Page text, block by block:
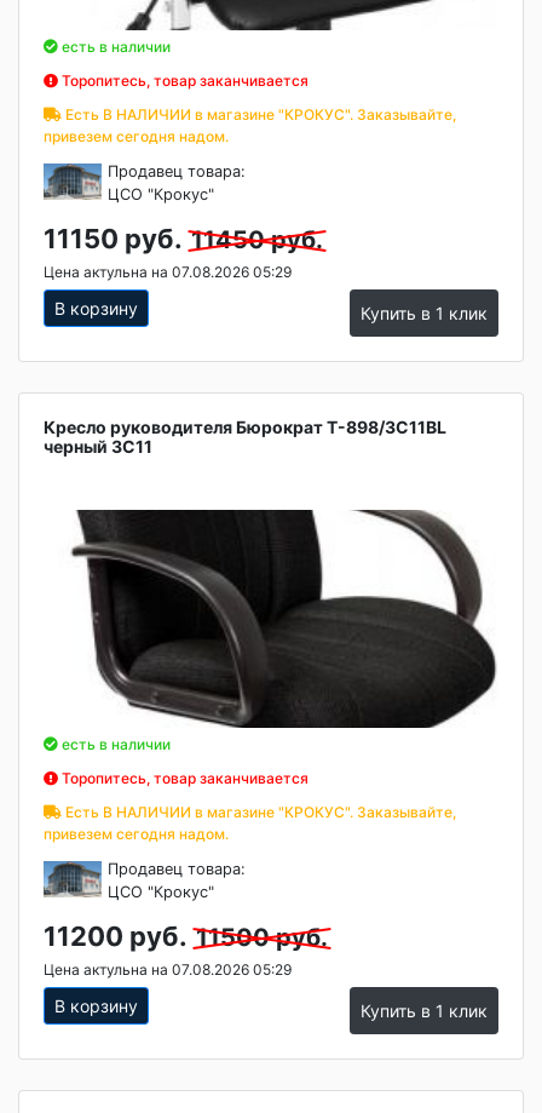
есть в наличии
Торопитесь, товар заканчивается
Есть В НАЛИЧИИ в магазине "КРОКУС". Заказывайте,
привезем сегодня надом.
Продавец товара:
ЦСО "Крокус"
11150 руб. 11450 руб.
Цена актульна на 07.08.2026 05:29
В корзину Купить в 1 клик
Кресло руководителя Бюрократ T-898/3С11BL
черный 3С11
есть в наличии
Торопитесь, товар заканчивается
Есть В НАЛИЧИИ в магазине "КРОКУС". Заказывайте,
привезем сегодня надом.
Продавец товара:
ЦСО "Крокус"
11200 руб. 11500 руб.
Цена актульна на 07.08.2026 05:29
В корзину Купить в 1 клик